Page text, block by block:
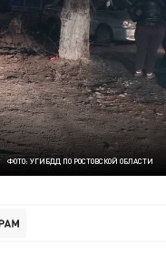
ФОТО: УГИБДД ПО РОСТОВСКОЙ ОБЛАСТИ